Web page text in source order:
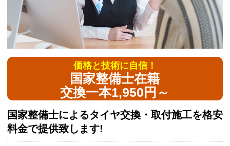
価格と技術に自信！
国家整備士在籍
交換一本1,950円～
国家整備士によるタイヤ交換・取付施工を格安
料金で提供致します!